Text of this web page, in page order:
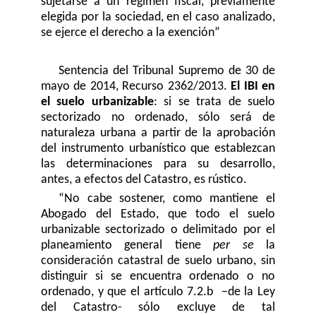
elegida por la sociedad, en el caso analizado,
se ejerce el derecho a la exención”
Sentencia del Tribunal Supremo de 30 de
mayo de 2014, Recurso 2362/2013. El IBI en
el suelo urbanizable: si se trata de suelo
sectorizado no ordenado, sólo será de
naturaleza urbana a partir de la aprobación
del instrumento urbanístico que establezcan
las determinaciones para su desarrollo,
antes, a efectos del Catastro, es rústico.
“No cabe sostener, como mantiene el
Abogado del Estado, que todo el suelo
urbanizable sectorizado o delimitado por el
planeamiento general tieneper se la
consideración catastral de suelo urbano, sin
distinguir si se encuentra ordenado o no
ordenado, y que el artículo 7.2.b –de la Ley
del Catastro- sólo excluye de tal